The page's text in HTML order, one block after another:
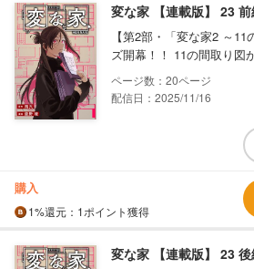
変な家 【連載版】 23
【第2部・「変な家2 ～
ズ開幕！！ 11の間取り図
20
配信日：2025/11/16
購入
1%還元 ：1ポイント獲得
変な家 【連載版】 23